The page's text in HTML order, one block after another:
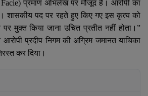
प्रमाण अभिलेख पर मौजूद हैं। आरोपी का
शासकीय पद पर रहते हुए किए गए इस कृत्य को
मुक्त किया जाना उचित प्रतीत नहीं होता।”
प्रदीप निगम की अग्रिम जमानत याचिका
कर दिया।